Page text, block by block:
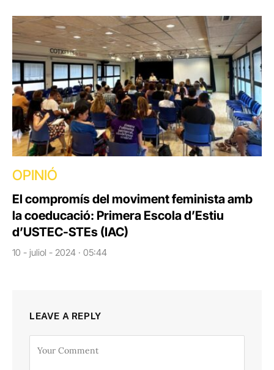
OPINIÓ
El compromís del moviment feminista amb
la coeducació: Primera Escola d’Estiu
d’USTEC-STEs (IAC)
10 - juliol - 2024 · 05:44
LEAVE A REPLY